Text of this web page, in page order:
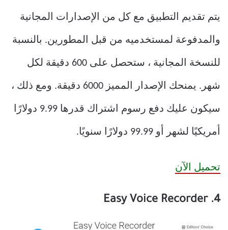
يتم تقديم التطبيق مع كل من الإصدارات المجانية
والمدفوعة لمستخدميه من قبل المطورين. بالنسبة
للنسخة المجانية ، ستحصل على 600 دقيقة لكل
شهر. يمنحك الإصدار المميز 6000 دقيقة. ومع ذلك ،
سيكون عليك دفع رسوم اشتراك قدرها 9.99 دولارًا
أمريكيًا لشهر أو 99.99 دولارًا سنويًا.
تحميل الآن
4. Easy Voice Recorder